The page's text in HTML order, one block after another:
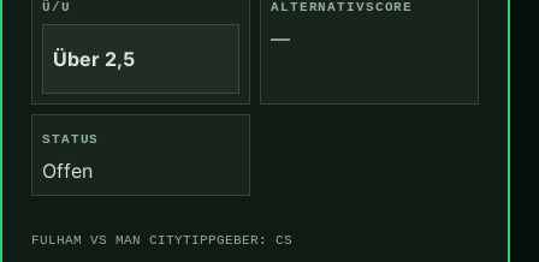
Ü/U
Über 2,5
ALTERNATIVSCORE
—
STATUS
Offen
FULHAM VS MAN CITYTIPPGEBER: CS